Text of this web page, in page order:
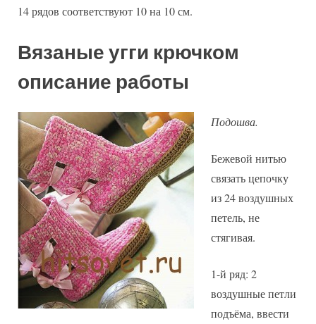
14 рядов соответствуют 10 на 10 см.
Вязаные угги крючком
описание работы
Подошва.
Бежевой нитью
связать цепочку
из 24 воздушных
петель, не
стягивая.
1-й ряд: 2
воздушные петли
подъёма, ввести